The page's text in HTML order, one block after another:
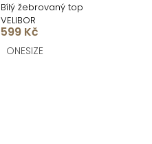
Bílý žebrovaný top
VELIBOR
599 Kč
ONESIZE